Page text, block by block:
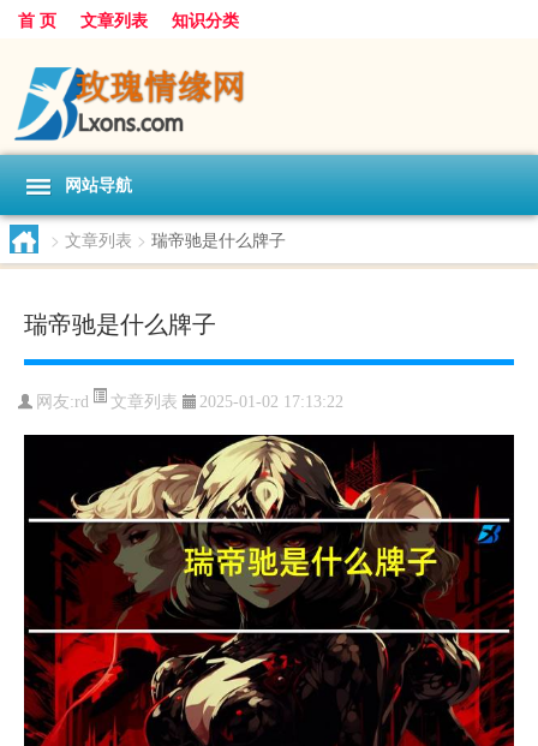
首 页 文章列表 知识分类
网站导航
> 文章列表 > 瑞帝驰是什么牌子
瑞帝驰是什么牌子
网友:rd 文章列表 2025-01-02 17:13:22